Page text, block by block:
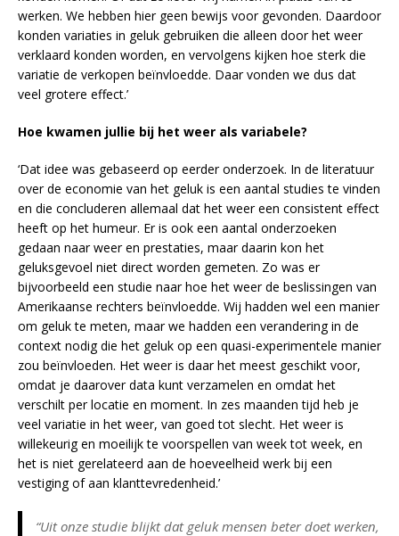
werken. We hebben hier geen bewijs voor gevonden. Daardoor
konden variaties in geluk gebruiken die alleen door het weer
verklaard konden worden, en vervolgens kijken hoe sterk die
variatie de verkopen beïnvloedde. Daar vonden we dus dat
veel grotere effect.’
Hoe kwamen jullie bij het weer als variabele?
‘Dat idee was gebaseerd op eerder onderzoek. In de literatuur
over de economie van het geluk is een aantal studies te vinden
en die concluderen allemaal dat het weer een consistent effect
heeft op het humeur. Er is ook een aantal onderzoeken
gedaan naar weer en prestaties, maar daarin kon het
geluksgevoel niet direct worden gemeten. Zo was er
bijvoorbeeld een studie naar hoe het weer de beslissingen van
Amerikaanse rechters beïnvloedde. Wij hadden wel een manier
om geluk te meten, maar we hadden een verandering in de
context nodig die het geluk op een quasi-experimentele manier
zou beïnvloeden. Het weer is daar het meest geschikt voor,
omdat je daarover data kunt verzamelen en omdat het
verschilt per locatie en moment. In zes maanden tijd heb je
veel variatie in het weer, van goed tot slecht. Het weer is
willekeurig en moeilijk te voorspellen van week tot week, en
het is niet gerelateerd aan de hoeveelheid werk bij een
vestiging of aan klanttevredenheid.’
“Uit onze studie blijkt dat geluk mensen beter doet werken,